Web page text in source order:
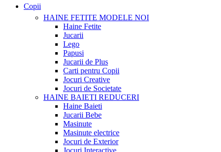
Copii
HAINE FETITE MODELE NOI
Haine Fetite
Jucarii
Lego
Papusi
Jucarii de Plus
Carti pentru Copii
Jocuri Creative
Jocuri de Societate
HAINE BAIETI REDUCERI
Haine Baieti
Jucarii Bebe
Masinute
Masinute electrice
Jocuri de Exterior
Jocuri Interactive